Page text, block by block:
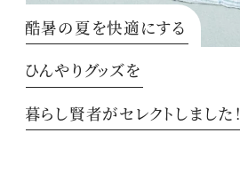
酷暑の夏を快適にする
ひんやりグッズを
暮らし賢者がセレクトしました！